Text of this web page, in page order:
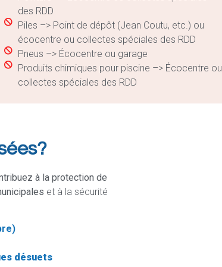
des RDD
Piles –> Point de dépôt (Jean Coutu, etc.) ou
écocentre ou collectes spéciales des RDD
Pneus –> Écocentre ou garage
Produits chimiques pour piscine –> Écocentre ou
collectes spéciales des RDD
à la protection de
et à la sécurité
désuets